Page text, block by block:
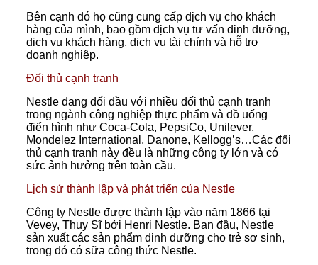
Bên cạnh đó họ cũng cung cấp dịch vụ cho khách
hàng của mình, bao gồm dịch vụ tư vấn dinh dưỡng,
dịch vụ khách hàng, dịch vụ tài chính và hỗ trợ
doanh nghiệp.
Đối thủ cạnh tranh
Nestle đang đối đầu với nhiều đối thủ cạnh tranh
trong ngành công nghiệp thực phẩm và đồ uống
điển hình như Coca-Cola, PepsiCo, Unilever,
Mondelez International, Danone, Kellogg’s…Các đối
thủ cạnh tranh này đều là những công ty lớn và có
sức ảnh hưởng trên toàn cầu.
Lịch sử thành lập và phát triển của Nestle
Công ty Nestle được thành lập vào năm 1866 tại
Vevey, Thụy Sĩ bởi Henri Nestle. Ban đầu, Nestle
sản xuất các sản phẩm dinh dưỡng cho trẻ sơ sinh,
trong đó có sữa công thức Nestle.